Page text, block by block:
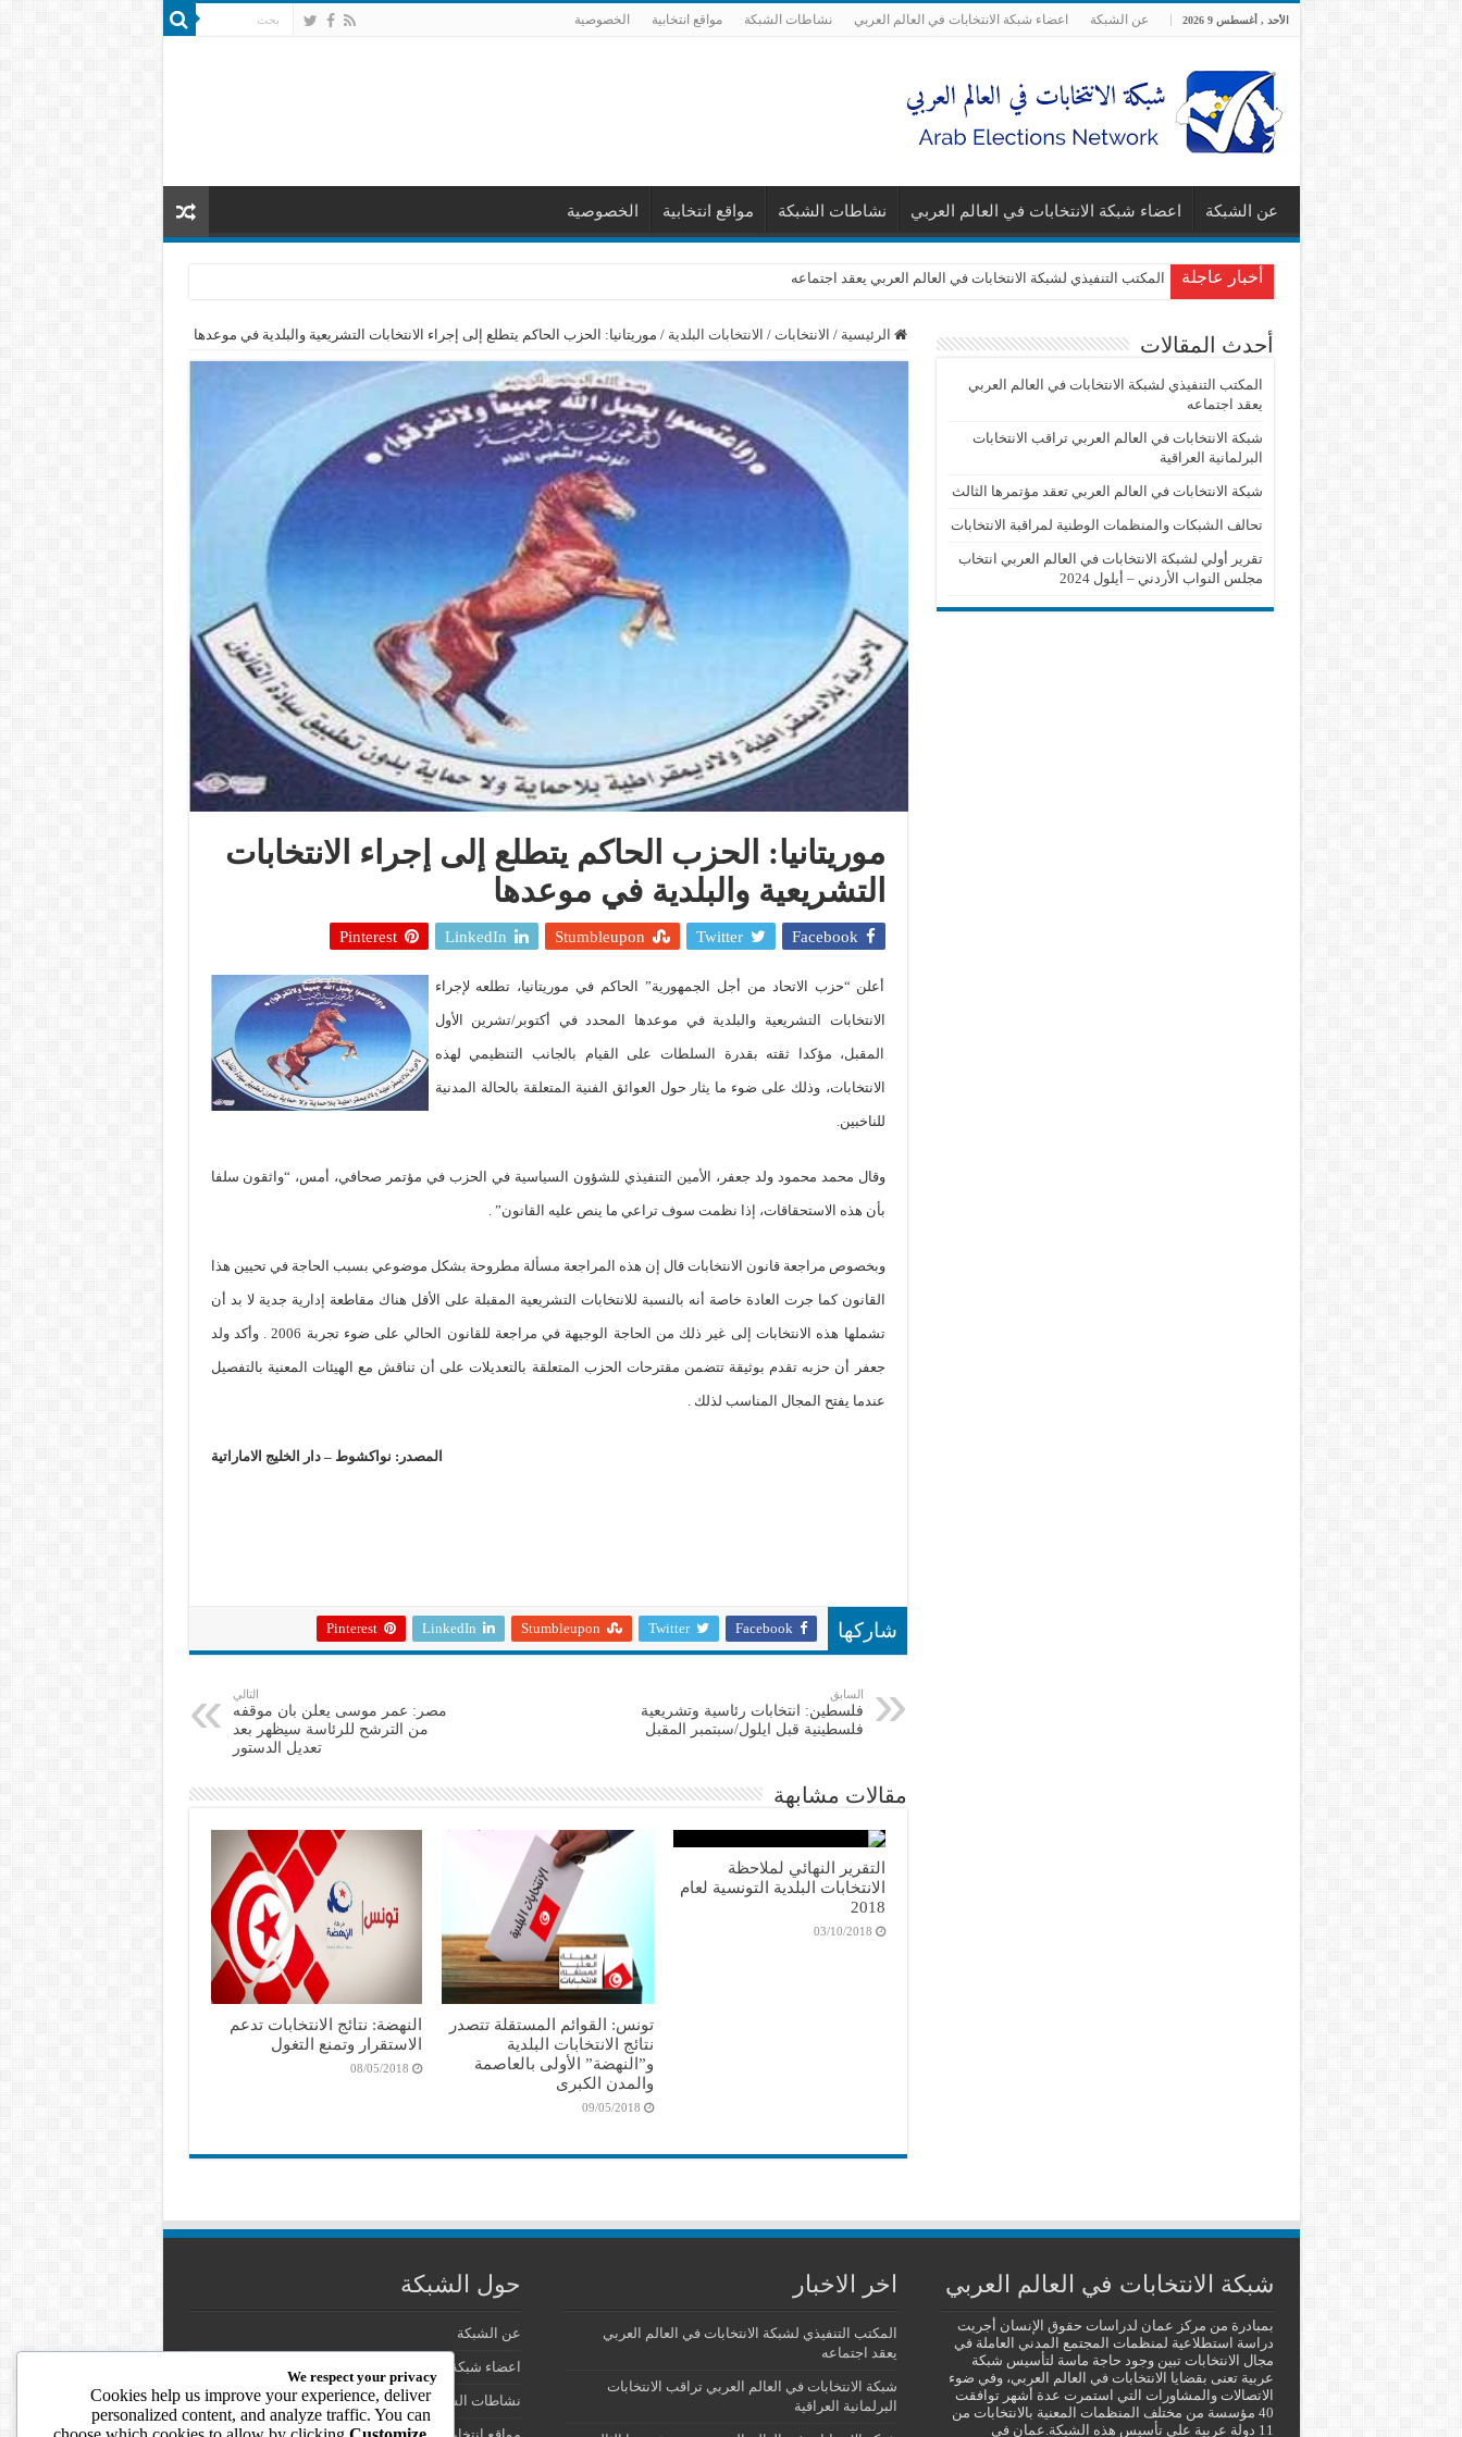
الأحد , أغسطس 9 2026 عن الشبكة اعضاء شبكة الانتخابات في العالم العربي نشاطات الشبكة مواقع انتخابية الخصوصية
عن الشبكة اعضاء شبكة الانتخابات في العالم العربي نشاطات الشبكة مواقع انتخابية الخصوصية
أخبار عاجلة المكتب التنفيذي لشبكة الانتخابات في العالم العربي يعقد اجتماعه
الرئيسية / الانتخابات / الانتخابات البلدية / موريتانيا: الحزب الحاكم يتطلع إلى إجراء الانتخابات التشريعية والبلدية في موعدها
موريتانيا: الحزب الحاكم يتطلع إلى إجراء الانتخابات
التشريعية والبلدية في موعدها
Facebook
Twitter
Stumbleupon
LinkedIn
Pinterest
أعلن “حزب الاتحاد من أجل الجمهورية” الحاكم في موريتانيا، تطلعه لإجراء
الانتخابات التشريعية والبلدية في موعدها المحدد في أكتوبر/تشرين الأول
المقبل، مؤكدا ثقته بقدرة السلطات على القيام بالجانب التنظيمي لهذه
الانتخابات، وذلك على ضوء ما يثار حول العوائق الفنية المتعلقة بالحالة المدنية
للناخبين.
وقال محمد محمود ولد جعفر، الأمين التنفيذي للشؤون السياسية في الحزب في مؤتمر صحافي، أمس، “واثقون سلفا
بأن هذه الاستحقاقات، إذا نظمت سوف تراعي ما ينص عليه القانون” .
وبخصوص مراجعة قانون الانتخابات قال إن هذه المراجعة مسألة مطروحة بشكل موضوعي بسبب الحاجة في تحيين هذا
القانون كما جرت العادة خاصة أنه بالنسبة للانتخابات التشريعية المقبلة على الأقل هناك مقاطعة إدارية جدية لا بد أن
تشملها هذه الانتخابات إلى غير ذلك من الحاجة الوجيهة في مراجعة للقانون الحالي على ضوء تجربة 2006 . وأكد ولد
جعفر أن حزبه تقدم بوثيقة تتضمن مقترحات الحزب المتعلقة بالتعديلات على أن تناقش مع الهيئات المعنية بالتفصيل
عندما يفتح المجال المناسب لذلك .
المصدر: نواكشوط – دار الخليج الاماراتية
شاركها Facebook
Twitter
Stumbleupon
LinkedIn
Pinterest
السابق
فلسطين: انتخابات رئاسية وتشريعية
فلسطينية قبل ايلول/سبتمبر المقبل
التالي
مصر: عمر موسى يعلن بان موقفه
من الترشح للرئاسة سيظهر بعد
تعديل الدستور
مقالات مشابهة
التقرير النهائي لملاحظة
الانتخابات البلدية التونسية لعام
2018
03/10/2018
تونس: القوائم المستقلة تتصدر
نتائج الانتخابات البلدية
و”النهضة” الأولى بالعاصمة
والمدن الكبرى
09/05/2018
النهضة: نتائج الانتخابات تدعم
الاستقرار وتمنع التغول
08/05/2018
أحدث المقالات
المكتب التنفيذي لشبكة الانتخابات في العالم العربي
يعقد اجتماعه
شبكة الانتخابات في العالم العربي تراقب الانتخابات
البرلمانية العراقية
شبكة الانتخابات في العالم العربي تعقد مؤتمرها الثالث
تحالف الشبكات والمنظمات الوطنية لمراقبة الانتخابات
تقرير أولي لشبكة الانتخابات في العالم العربي انتخاب
مجلس النواب الأردني – أيلول 2024
شبكة الانتخابات في العالم العربي
بمبادرة من مركز عمان لدراسات حقوق الإنسان أجريت
دراسة استطلاعية لمنظمات المجتمع المدني العاملة في
مجال الانتخابات تبين وجود حاجة ماسة لتأسيس شبكة
عربية تعنى بقضايا الانتخابات في العالم العربي، وفي ضوء
الاتصالات والمشاورات التي استمرت عدة أشهر توافقت
40 مؤسسة من مختلف المنظمات المعنية بالانتخابات من
11 دولة عربية على تأسيس هذه الشبكة.عمان في
اخر الاخبار
المكتب التنفيذي لشبكة الانتخابات في العالم العربي
يعقد اجتماعه
شبكة الانتخابات في العالم العربي تراقب الانتخابات
البرلمانية العراقية
حول الشبكة
عن الشبكة
اعضاء شبكة الانتخابات في العالم العربي
نشاطات الشبكة
We respect your privacy
Cookies help us improve your experience, deliver
personalized content, and analyze traffic. You can